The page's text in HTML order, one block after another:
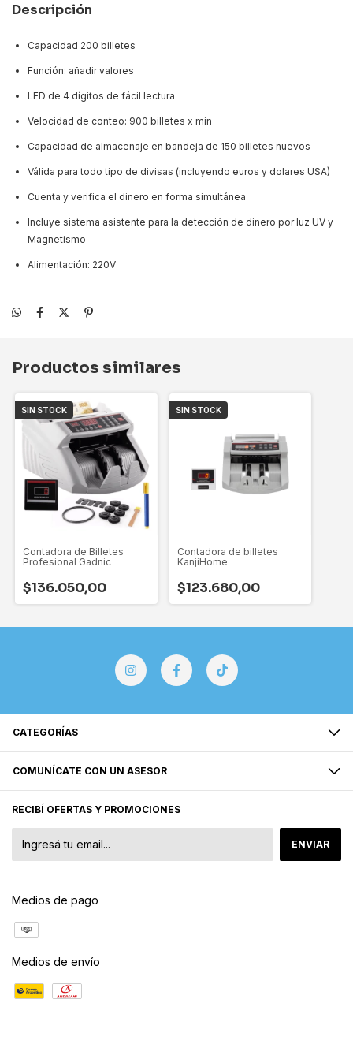
Descripción
Capacidad 200 billetes
Función: añadir valores
LED de 4 dígitos de fácil lectura
Velocidad de conteo: 900 billetes x min
Capacidad de almacenaje en bandeja de 150 billetes nuevos
Válida para todo tipo de divisas (incluyendo euros y dolares USA)
Cuenta y verifica el dinero en forma simultánea
Incluye sistema asistente para la detección de dinero por luz UV y
Magnetismo
Alimentación: 220V
Productos similares
SIN STOCK
Contadora de Billetes
Profesional Gadnic
$136.050,00
SIN STOCK
Contadora de billetes
KanjiHome
$123.680,00
CATEGORÍAS
COMUNÍCATE CON UN ASESOR
RECIBÍ OFERTAS Y PROMOCIONES
Medios de pago
Medios de envío